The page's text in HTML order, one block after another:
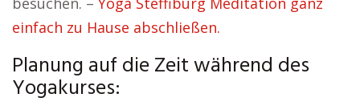
einfach zu Hause abschließen.
Planung auf die Zeit während des
Yogakurses: